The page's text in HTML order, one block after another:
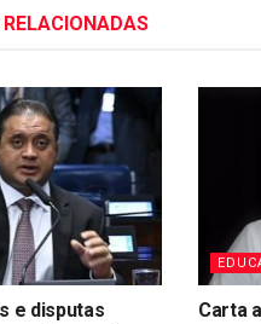
RELACIONADAS
e disputas
Carta